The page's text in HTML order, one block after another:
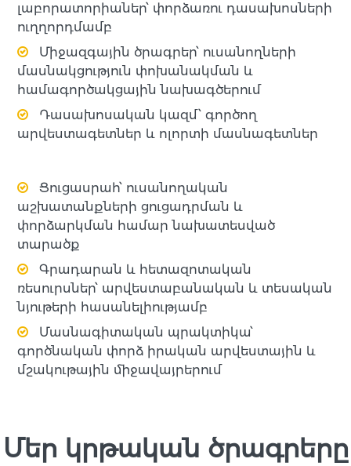
լաբորատորիաներ՝ փորձառու դասախոսների
ուղղորդմամբ
Միջազգային ծրագրեր՝ ուսանողների
մասնակցություն փոխանակման և
համագործակցային նախագծերում
Դասախոսական կազմ՝ գործող
արվեստագետներ և ոլորտի մասնագետներ
Ցուցասրահ՝ ուսանողական
աշխատանքների ցուցադրման և
փորձարկման համար նախատեսված
տարածք
Գրադարան և հետազոտական
ռեսուրսներ՝ արվեստաբանական և տեսական
նյութերի հասանելիությամբ
Մասնագիտական պրակտիկա՝
գործնական փորձ իրական արվեստային և
մշակութային միջավայրերում
Մեր կրթական ծրագրերը